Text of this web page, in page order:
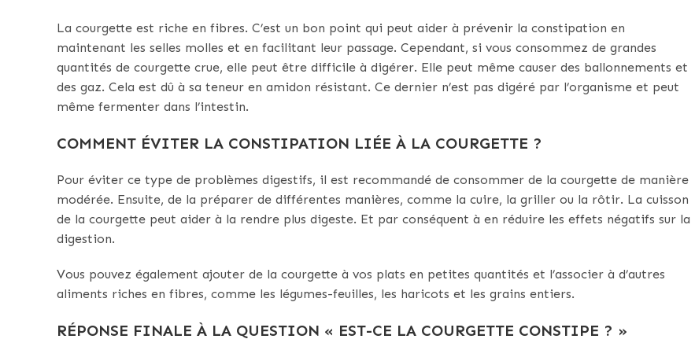
La courgette est riche en fibres. C’est un bon point qui peut aider à prévenir la constipation en
maintenant les selles molles et en facilitant leur passage. Cependant, si vous consommez de grandes
quantités de courgette crue, elle peut être difficile à digérer. Elle peut même causer des ballonnements et
des gaz. Cela est dû à sa teneur en amidon résistant. Ce dernier n’est pas digéré par l’organisme et peut
même fermenter dans l’intestin.
COMMENT ÉVITER LA CONSTIPATION LIÉE À LA COURGETTE ?
Pour éviter ce type de problèmes digestifs, il est recommandé de consommer de la courgette de manière
modérée. Ensuite, de la préparer de différentes manières, comme la cuire, la griller ou la rôtir. La cuisson
de la courgette peut aider à la rendre plus digeste. Et par conséquent à en réduire les effets négatifs sur la
digestion.
Vous pouvez également ajouter de la courgette à vos plats en petites quantités et l’associer à d’autres
aliments riches en fibres, comme les légumes-feuilles, les haricots et les grains entiers.
RÉPONSE FINALE À LA QUESTION « EST-CE LA COURGETTE CONSTIPE ? »